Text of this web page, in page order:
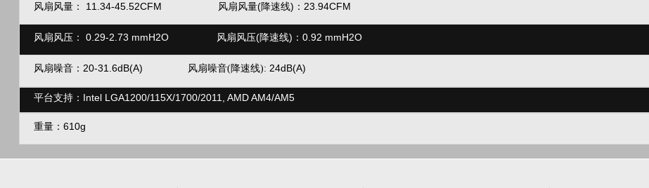
风扇风量： 11.34-45.52CFM 风扇风量(降速线)：23.94CFM
风扇风压： 0.29-2.73 mmH2O 风扇风压(降速线)：0.92 mmH2O
风扇噪音：20-31.6dB(A) 风扇噪音(降速线): 24dB(A)
平台支持：Intel LGA1200/115X/1700/2011, AMD AM4/AM5
重量： 610g